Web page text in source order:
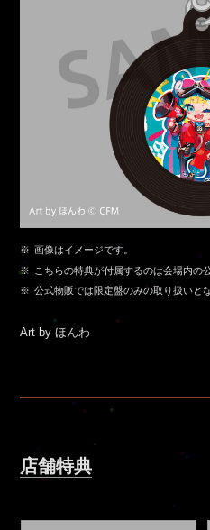
画像はイメージです。
こちらの特典が付属するのは会場内の
公式物販では限定盤のみの取り扱いと
Art by ほんわ
店舗特典